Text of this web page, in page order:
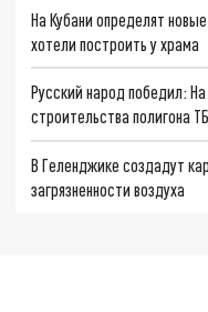
На Кубани определят
хотели построить у храма
Русский народ победил:
строительства полигона
В Геленджике создадут
загрязненности воздуха